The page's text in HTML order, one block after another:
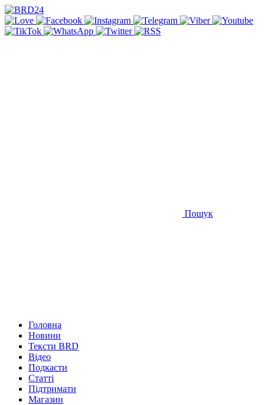
Пошук
Головна
Новини
Тексти BRD
Відео
Подкасти
Статті
Підтримати
Магазин